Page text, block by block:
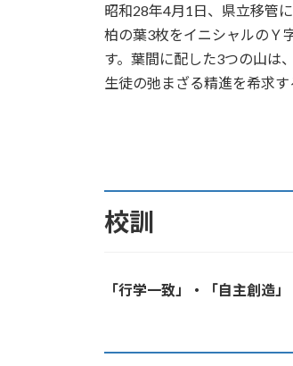
昭和28年4月1日、県立移管
柏の葉3枚をイニシャルのＹ
す。葉間に配した3つの山は
生徒の弛まざる精進を希求す
校訓
「行学一致」・「自主創造」